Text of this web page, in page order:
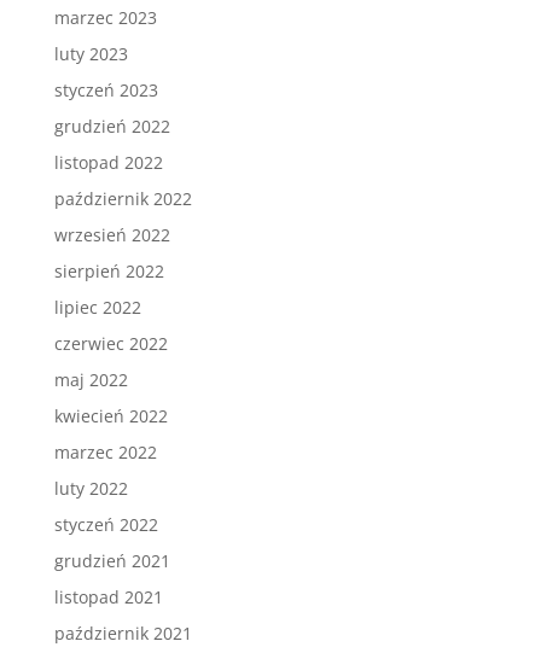
marzec 2023
luty 2023
styczeń 2023
grudzień 2022
listopad 2022
październik 2022
wrzesień 2022
sierpień 2022
lipiec 2022
czerwiec 2022
maj 2022
kwiecień 2022
marzec 2022
luty 2022
styczeń 2022
grudzień 2021
listopad 2021
październik 2021